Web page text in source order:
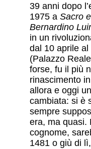
39 anni dopo
1975 a Sacro
Bernardino
in un
dal 10 aprile
(Palazzo
forse, fu il più
rinascimento
allora e oggi
cambiata: si è
sempre
era, ma quasi.
cognome,
1481 o giù di